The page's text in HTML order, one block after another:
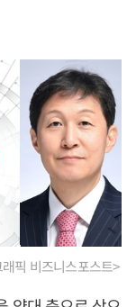
픽 비즈니스포스트>